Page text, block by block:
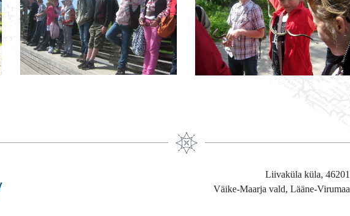
Liivaküla küla, 46201
Väike-Maarja vald, Lääne-Virumaa